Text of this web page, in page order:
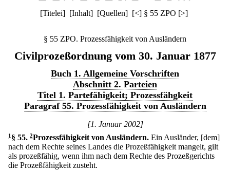
[Titelei] [Inhalt] [Quellen] [<] § 55 ZPO [>]
§ 55 ZPO. Prozessfähigkeit von Ausländern
Civilprozeßordnung vom 30. Januar 1877
Buch 1. Allgemeine Vorschriften
Abschnitt 2. Parteien
Titel 1. Partefähigkeit; Prozessfähgkeit
Paragraf 55. Prozessfähigkeit von Ausländern
[1. Januar 2002]
1 § 55. 2Prozessfähigkeit von Ausländern. Ein Ausländer, [dem]
nach dem Rechte seines Landes die Prozeßfähigkeit mangelt, gilt
als prozeßfähig, wenn ihm nach dem Rechte des Prozeßgerichts
die Prozeßfähigkeit zusteht.